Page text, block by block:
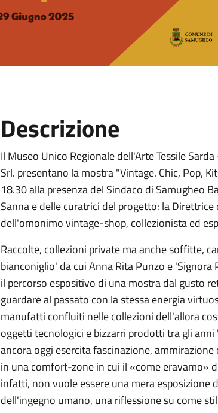
Descrizione
Il Museo Unico Regionale dell'Arte Tessile
Srl. presentano la mostra "Vintage. Chic, Pop,
18.30 alla presenza del Sindaco di Samugheo
Sanna e delle curatrici del progetto: la
dell'omonimo vintage-shop, collezionista ed
Raccolte, collezioni private ma anche soffitte,
bianconiglio' da cui Anna Rita Punzo e
il percorso espositivo di una mostra dal gusto
guardare al passato con la stessa energia
manufatti confluiti nelle collezioni dell'allora
oggetti tecnologici e bizzarri prodotti tra gli
ancora oggi esercita fascinazione,
in una comfort-zone in cui il «come eravamo»
infatti, non vuole essere una mera esposizione
dell'ingegno umano, una riflessione su come